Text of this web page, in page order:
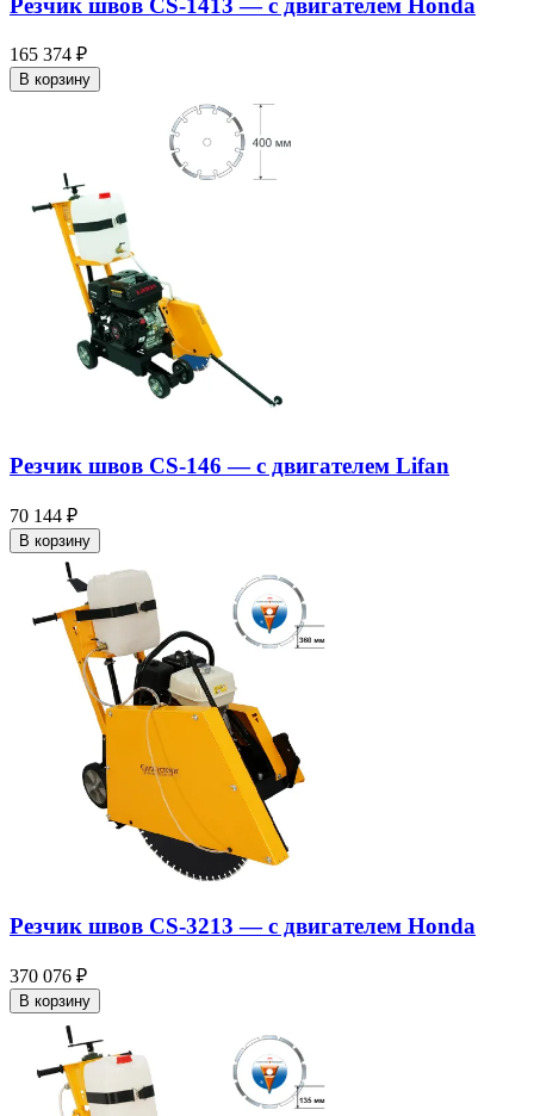
165 374 ₽
В корзину
Резчик швов CS-146 — c двигателем Lifan
70 144 ₽
В корзину
Резчик швов CS-3213 — c двигателем Honda
370 076 ₽
В корзину